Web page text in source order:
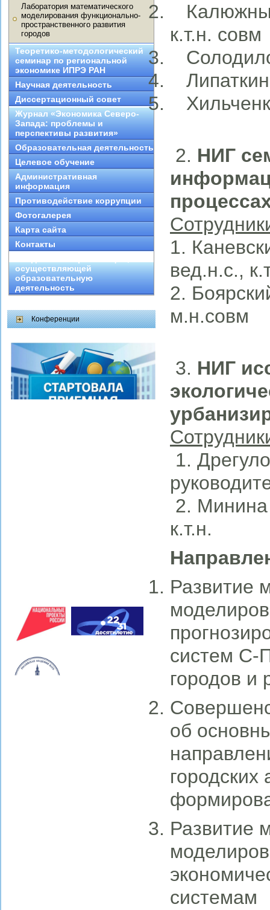
Лаборатория математического
моделирования функционально-
пространственного развития
городов
Теоретико-методологический
семинар по региональной
экономике ИПРЭ РАН
Научная деятельность
Диссертационный совет
Журнал «Экономика Северо-
Запада: проблемы и
перспективы развития»
Образовательная деятельность
Целевое обучение
Административная
информация
Противодействие коррупции
Фотогалерея
Карта сайта
Контакты
осуществляющей
образовательную
деятельность
Конференции
к.т.н. совм
2. НИГ
1.
вед.н.с.,
2.
м.н.совм
3. НИГ
1.
2. Минина
к.т.н.
Развитие
систем С-
городов и
об
Развитие
системам